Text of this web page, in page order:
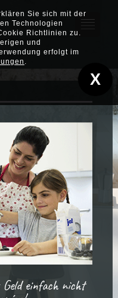
einfach nicht
Sie sich mit der
Technologien
Richtlinien zu.
und
erfolgt im
.
X